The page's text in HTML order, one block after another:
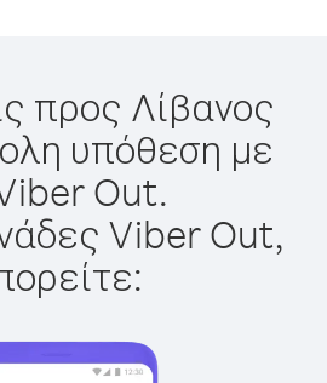
προς Λίβανος
υπόθεση με
Out.
Viber Out,